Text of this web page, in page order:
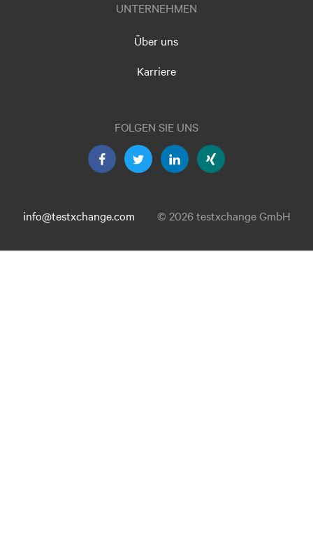
UNTERNEHMEN
Über uns
Karriere
FOLGEN SIE UNS
info@testxchange.com © 2026 testxchange GmbH